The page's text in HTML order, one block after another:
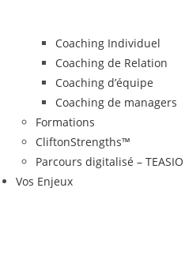
Coaching Individuel
Coaching de Relation
Coaching d’équipe
Coaching de managers
Formations
CliftonStrengths™
Parcours digitalisé – TEASIO
Vos Enjeux